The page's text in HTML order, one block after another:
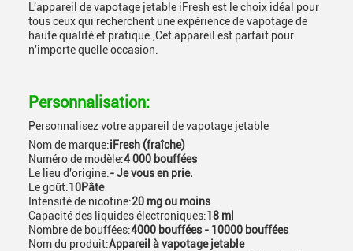
L'appareil de vapotage jetable iFresh est le choix idéal pour
tous ceux qui recherchent une expérience de vapotage de
haute qualité et pratique.,Cet appareil est parfait pour
n'importe quelle occasion.
Personnalisation:
Personnalisez votre appareil de vapotage jetable
Nom de marque:iFresh (fraîche)
Numéro de modèle:4 000 bouffées
Le lieu d'origine:- Je vous en prie.
Le goût:10Pâte
Intensité de nicotine:20 mg ou moins
Capacité des liquides électroniques:18 ml
Nombre de bouffées:4000 bouffées - 10000 bouffées
Nom du produit:Appareil à vapotage jetable